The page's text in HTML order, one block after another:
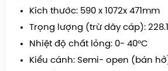
Kích thước: 590 x 1072x 471mm
Trọng lượng (trừ dây cáp):
Nhiệt độ chất lỏng: 0- 40°C
Kiểu cánh: Semi- open (bán